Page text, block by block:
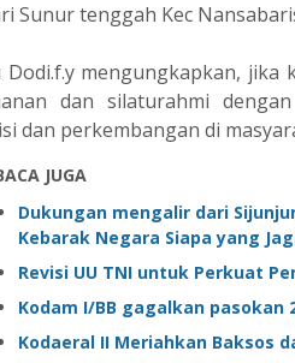
Sunur tenggah Kec
Dodi.f.y mengungkapkan,
dan silaturahmi
dan perkembangan di
JUGA
Dukungan mengalir dari
Kebarak Negara Siapa yang
Revisi UU TNI untuk Perkuat
Kodam I/BB gagalkan pasokan
Kodaeral II Meriahkan Baksos